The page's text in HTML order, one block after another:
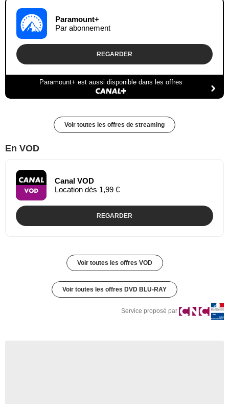
Paramount+
Par abonnement
REGARDER
Paramount+ est aussi disponible dans les offres
Voir toutes les offres de streaming
En VOD
Canal VOD
Location dès 1,99 €
REGARDER
Voir toutes les offres VOD
Voir toutes les offres DVD BLU-RAY
Service proposé par